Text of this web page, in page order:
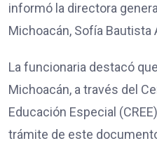
informó la directora
Michoacán, Sofía Bautista
La funcionaria destacó
Michoacán, a través del
Educación Especial
trámite de este